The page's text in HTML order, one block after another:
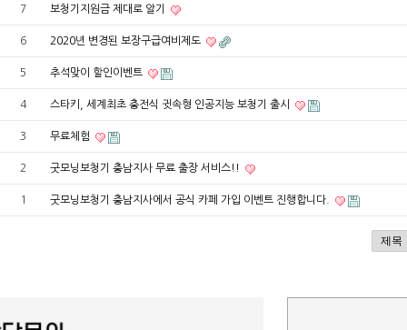
7 보청기지원금 제대로 알기
6 2020년 변경된 보장구급여비제도
5 추석맞이 할인이벤트
4 스타키, 세계최초 충전식 귓속형 인공지능 보청기 출시
3 무료체험
2 굿모닝보청기 충남지사 무료 출장 서비스!!
1 굿모닝보청기 충남지사에서 공식 카페 가입 이벤트 진행합니다.